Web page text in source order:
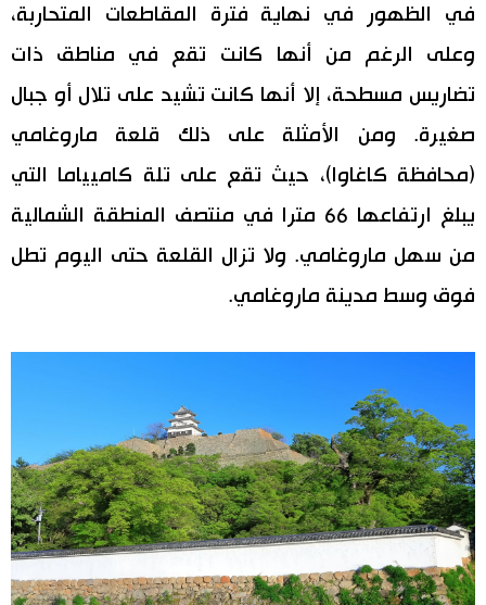
في الظهور في نهاية فترة المقاطعات المتحاربة،
وعلى الرغم من أنها كانت تقع في مناطق ذات
تضاريس مسطحة، إلا أنها كانت تشيد على تلال أو جبال
صغيرة. ومن الأمثلة على ذلك قلعة ماروغامي
(محافظة كاغاوا)، حيث تقع على تلة كاميياما التي
يبلغ ارتفاعها 66 مترا في منتصف المنطقة الشمالية
من سهل ماروغامي. ولا تزال القلعة حتى اليوم تطل
فوق وسط مدينة ماروغامي.